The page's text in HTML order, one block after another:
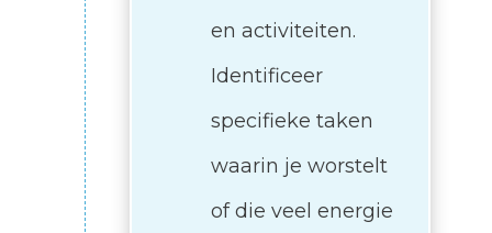
en activiteiten.
Identificeer
specifieke taken
waarin je worstelt
of die veel energie